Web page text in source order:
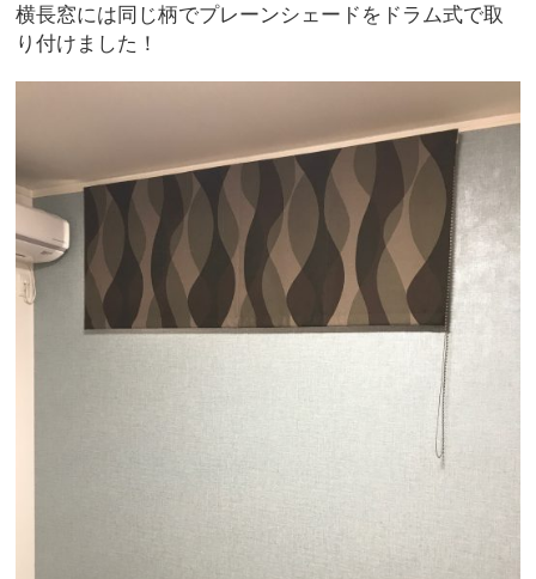
横長窓には同じ柄でプレーンシェードをドラム式で取
り付けました！